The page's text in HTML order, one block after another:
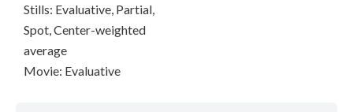
Stills: Evaluative, Partial,
Spot, Center-weighted
average
Movie: Evaluative